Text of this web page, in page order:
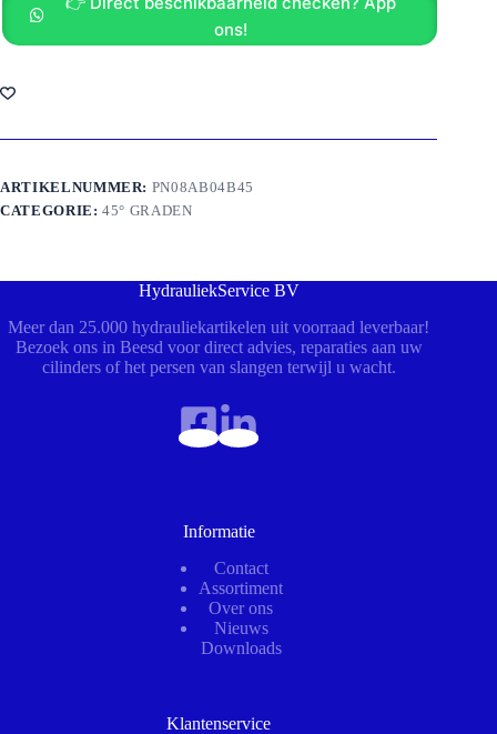
ons!
ARTIKELNUMMER: PN08AB04B45
CATEGORIE:45° GRADEN
HydrauliekService BV
Meer dan 25.000 hydrauliekartikelen uit voorraad leverbaar!
Bezoek ons in Beesd voor direct advies, reparaties aan uw
cilinders of het persen van slangen terwijl u wacht.
Informatie
Contact
Assortiment
Over ons
Nieuws
Downloads
Klantenservice